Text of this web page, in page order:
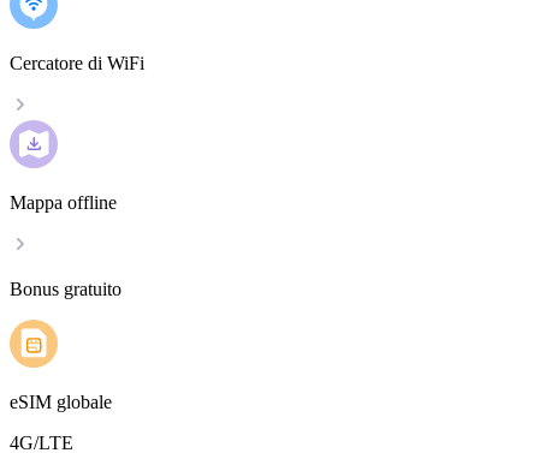
Cercatore di WiFi
Mappa offline
Bonus gratuito
eSIM globale
4G/LTE